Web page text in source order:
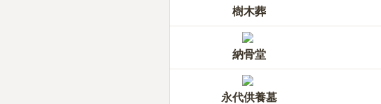
樹木葬
納骨堂
永代供養墓